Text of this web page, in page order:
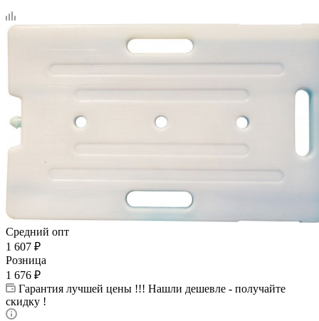
Средний опт
1 607 ₽
Розница
1 676 ₽
Гарантия лучшей цены !!! Нашли дешевле - получайте
скидку !